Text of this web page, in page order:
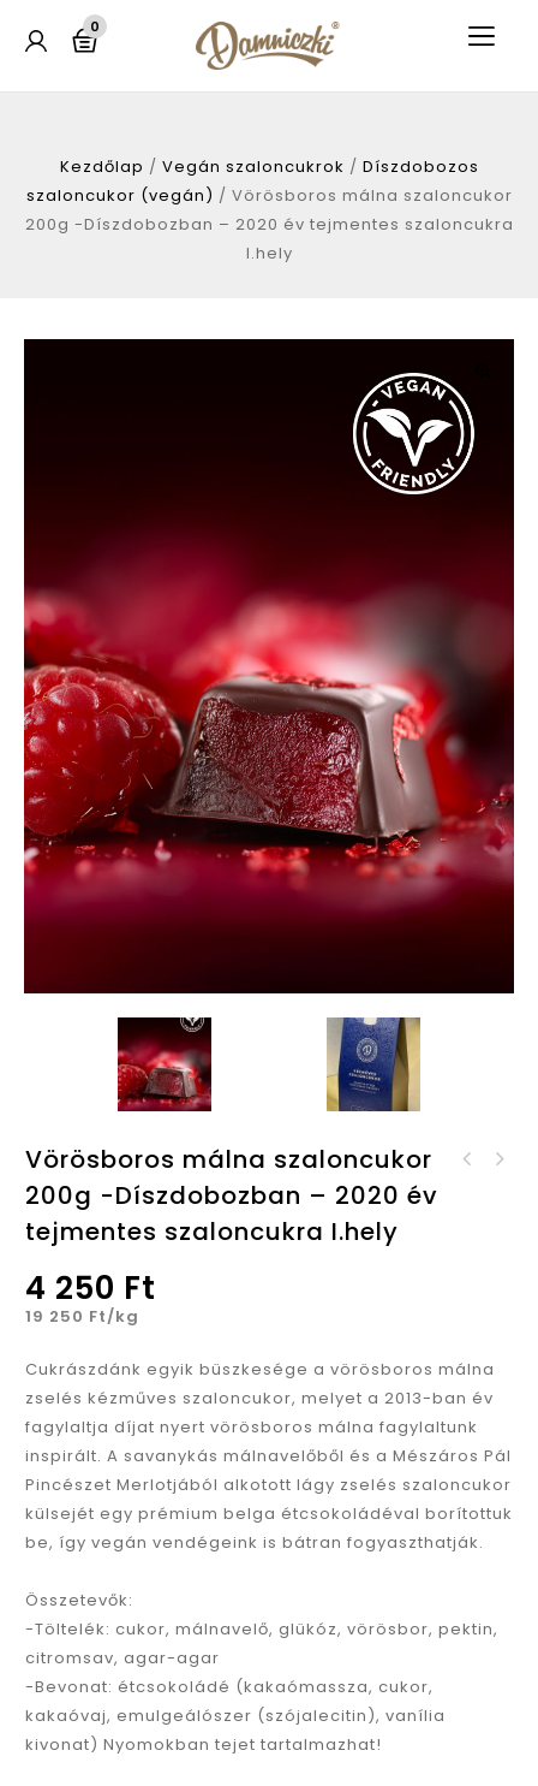
0
Kezdőlap / Vegán szaloncukrok / Díszdobozos
szaloncukor (vegán) / Vörösboros málna szaloncukor
200g -Díszdobozban – 2020 év tejmentes szaloncukra
I.hely
Vörösboros málna szaloncukor
200g -Díszdobozban – 2020 év
tejmentes szaloncukra I.hely
4 250 Ft
19 250 Ft/kg
Cukrászdánk egyik büszkesége a vörösboros málna
zselés kézműves szaloncukor, melyet a 2013-ban év
fagylaltja díjat nyert vörösboros málna fagylaltunk
inspirált. A savanykás málnavelőből és a Mészáros Pál
Pincészet Merlotjából alkotott lágy zselés szaloncukor
külsejét egy prémium belga étcsokoládéval borítottuk
be, így vegán vendégeink is bátran fogyaszthatják.
Összetevők:
-Töltelék: cukor, málnavelő, glükóz, vörösbor, pektin,
citromsav, agar-agar
-Bevonat: étcsokoládé (kakaómassza, cukor,
kakaóvaj, emulgeálószer (szójalecitin), vanília
kivonat) Nyomokban tejet tartalmazhat!